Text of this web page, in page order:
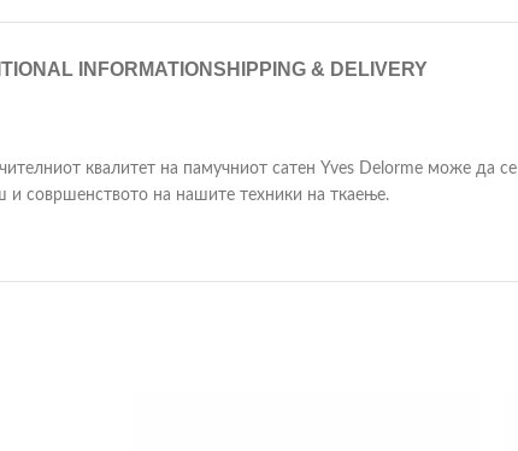
INFORMATIONSHIPPING & DELIVERY
квалитет на памучниот сатен Yves Delorme може да
и совршенството на нашите техники на ткаење.